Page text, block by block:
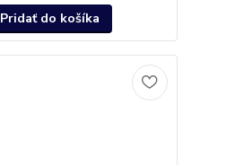
Pridať do košíka